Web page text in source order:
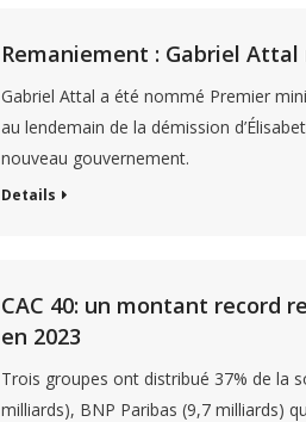
Remaniement : Gabriel
Gabriel Attal a été nommé Premier
au lendemain de la démission
nouveau gouvernement.
Details
CAC 40: un montant record
en 2023
Trois groupes ont distribué 37% de la
milliards), BNP Paribas (9,7 milliards)